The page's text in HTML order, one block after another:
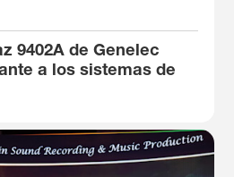
9402A de Genelec
a los sistemas de